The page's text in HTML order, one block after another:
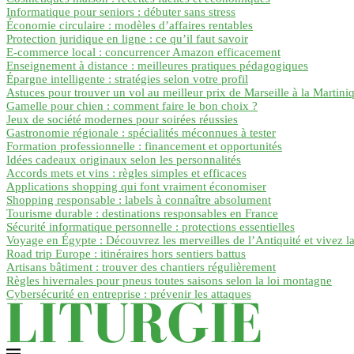
Informatique pour seniors : débuter sans stress
Économie circulaire : modèles d’affaires rentables
Protection juridique en ligne : ce qu’il faut savoir
E-commerce local : concurrencer Amazon efficacement
Enseignement à distance : meilleures pratiques pédagogiques
Épargne intelligente : stratégies selon votre profil
Astuces pour trouver un vol au meilleur prix de Marseille à la
Gamelle pour chien : comment faire le bon choix ?
Jeux de société modernes pour soirées réussies
Gastronomie régionale : spécialités méconnues à tester
Formation professionnelle : financement et opportunités
Idées cadeaux originaux selon les personnalités
Accords mets et vins : règles simples et efficaces
Applications shopping qui font vraiment économiser
Shopping responsable : labels à connaître absolument
Tourisme durable : destinations responsables en France
Sécurité informatique personnelle : protections essentielles
Voyage en Égypte : Découvrez les merveilles de l’Antiquité et vivez
Road trip Europe : itinéraires hors sentiers battus
Artisans bâtiment : trouver des chantiers régulièrement
Règles hivernales pour pneus toutes saisons selon la loi montagne
Cybersécurité en entreprise : prévenir les attaques